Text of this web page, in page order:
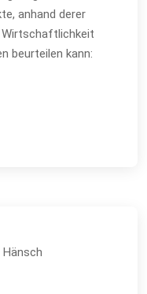
anhand derer
beurteilen kann:
Hänsch